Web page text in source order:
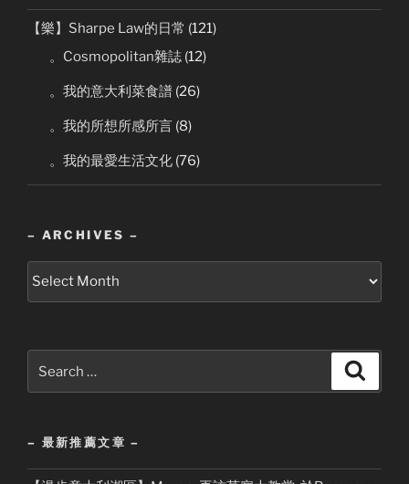
【樂】Sharpe Law的日常 (121)
。Cosmopolitan雜誌 (12)
。我的意大利菜食譜 (26)
。我的所想所感所言 (8)
。我的最愛生活文化 (76)
– ARCHIVES –
– 最新推薦文章 –